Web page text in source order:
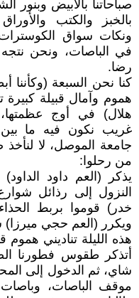
صباحاتنا بالأبيض وبنور
بالخبز والكتب
ونكات سواق
في الباصات، ونحن
رضا.
كنا نحن السبعة
هموم وآمال قبيلة كبيرة
هلال) في أوج عظمتها،
غريب نكون فيه ما
جامعة الموصل، لا
من رحلوا:
يذكر (العم داود
النزول إلى رذائل
خدر) قوموا بربط
ويكرر (العم حجي
هذه الليلة تناديني
أتذكر طقوس فطورنا
شاي، ثم الدخول إلى
موقف الباصات، وباصات